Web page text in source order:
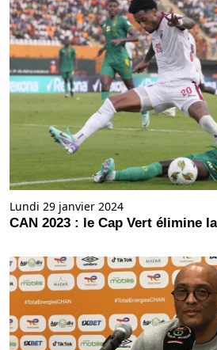
Lundi 29 janvier 2024
CAN 2023 : le Cap Vert élimine